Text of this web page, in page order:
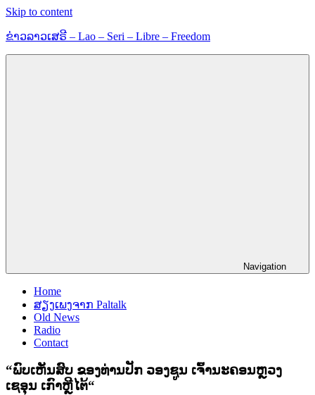
Skip to content
ຂ່າວລາວເສຣີ – Lao – Seri – Libre – Freedom
Navigation
Home
ສຽງເພງຈາກ Paltalk
Old News
Radio
Contact
“ພົບເຫັນສົບ ຂອງທ່ານປັກ ວອງຊູນ ເຈົ້ານະຄອນຫຼວງ
ເຊອຸນ ເກົາຫຼີໄຕ້“